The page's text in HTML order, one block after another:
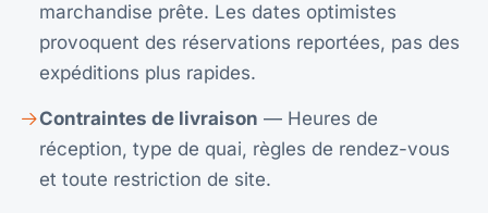
marchandise prête. Les dates optimistes
provoquent des réservations reportées, pas des
expéditions plus rapides.
Contraintes de livraison — Heures de
réception, type de quai, règles de rendez-vous
et toute restriction de site.